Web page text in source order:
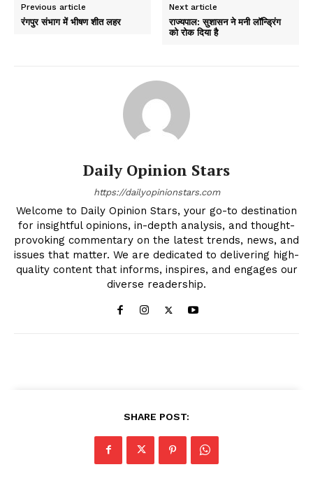
Previous article
रंगपुर संभाग में भीषण शीत लहर
Next article
राज्यपाल: सुशासन ने मनी लॉन्ड्रिंग
को रोक दिया है
Daily Opinion Stars
https://dailyopinionstars.com
Welcome to Daily Opinion Stars, your go-to destination
for insightful opinions, in-depth analysis, and thought-
provoking commentary on the latest trends, news, and
issues that matter. We are dedicated to delivering high-
quality content that informs, inspires, and engages our
diverse readership.
SHARE POST: